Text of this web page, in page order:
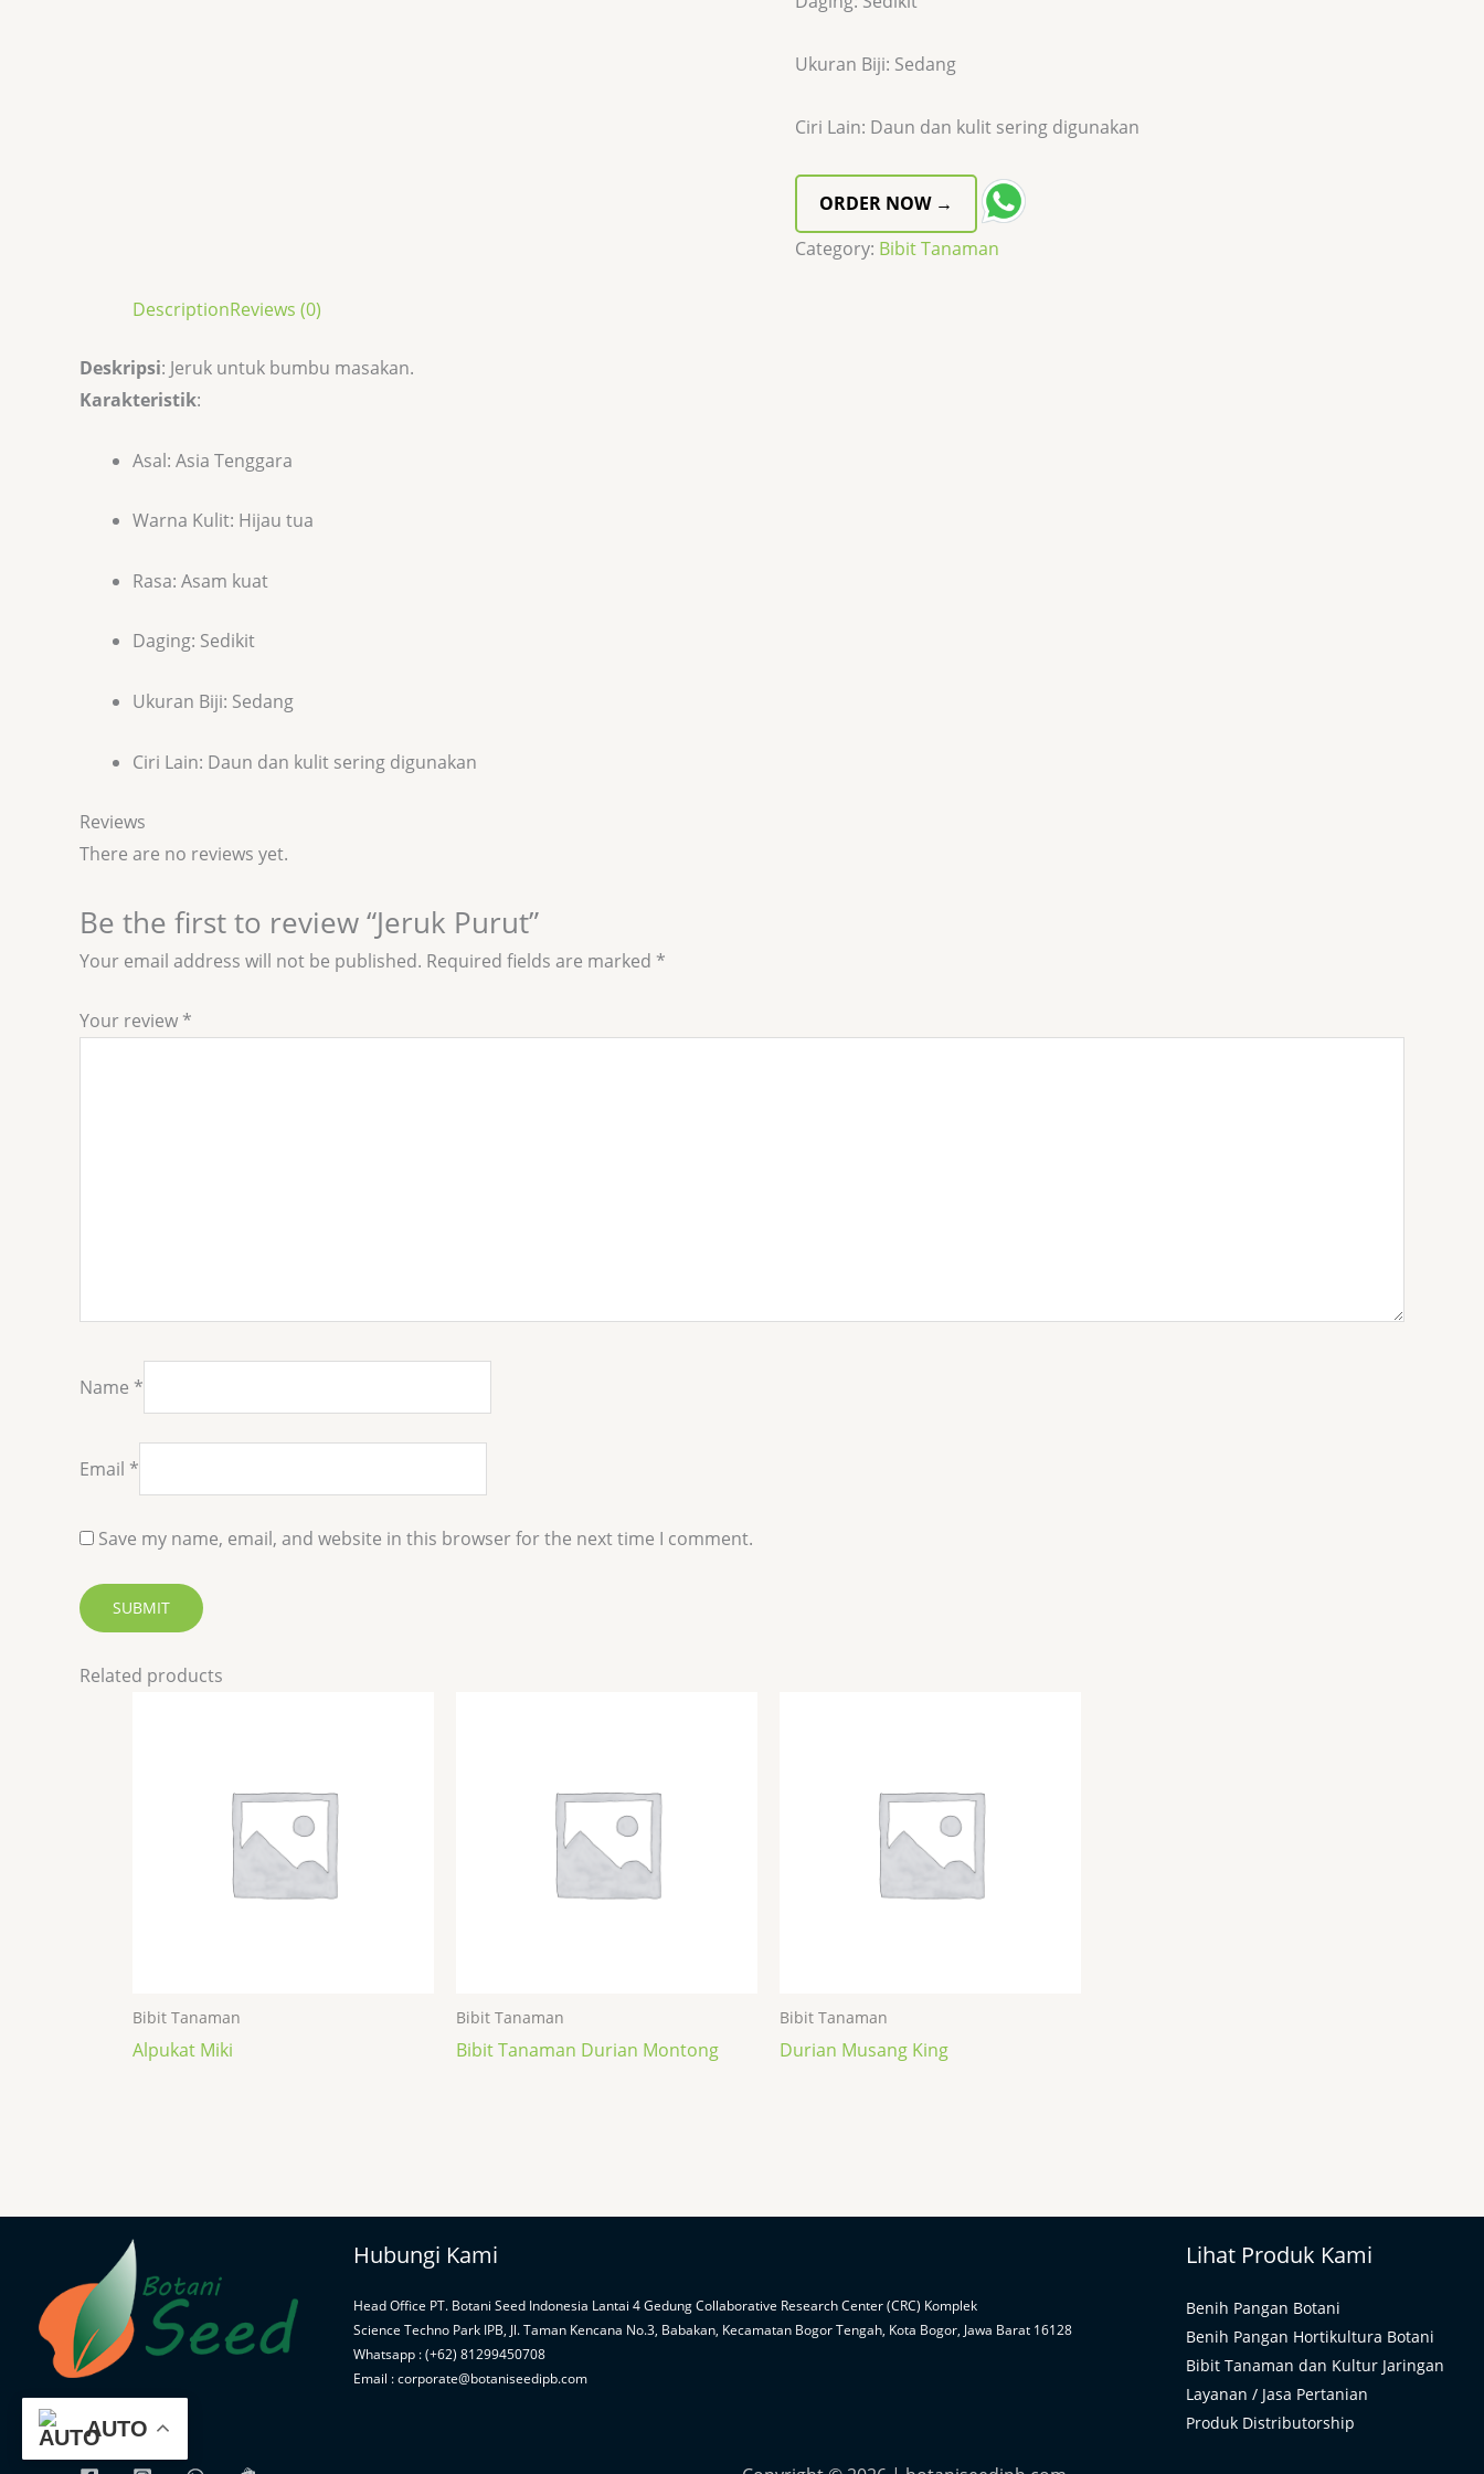
Ukuran Biji: Sedang
Ciri Lain: Daun dan kulit sering digunakan
ORDER NOW →
Category: Bibit Tanaman
DescriptionReviews (0)
Deskripsi: Jeruk untuk bumbu masakan.
Karakteristik:
Asal: Asia Tenggara
Warna Kulit: Hijau tua
Rasa: Asam kuat
Daging: Sedikit
Ukuran Biji: Sedang
Ciri Lain: Daun dan kulit sering digunakan
Reviews
There are no reviews yet.
Be the first to review “Jeruk Purut”
Your email address will not be published. Required fields are marked *
Your review *
Name *
Email *
Save my name, email, and website in this browser for the next time I comment.
Related products
Bibit Tanaman
Alpukat Miki
Bibit Tanaman
Bibit Tanaman Durian Montong
Bibit Tanaman
Durian Musang King
Hubungi Kami
Head Office PT. Botani Seed Indonesia Lantai 4 Gedung Collaborative Research Center (CRC) Komplek
Science Techno Park IPB, Jl. Taman Kencana No.3, Babakan, Kecamatan Bogor Tengah, Kota Bogor, Jawa Barat 16128
Whatsapp : (+62) 81299450708
Email : corporate@botaniseedipb.com
Lihat Produk Kami
Benih Pangan Botani
Benih Pangan Hortikultura Botani
Bibit Tanaman dan Kultur Jaringan
Layanan / Jasa Pertanian
Produk Distributorship
AUTO